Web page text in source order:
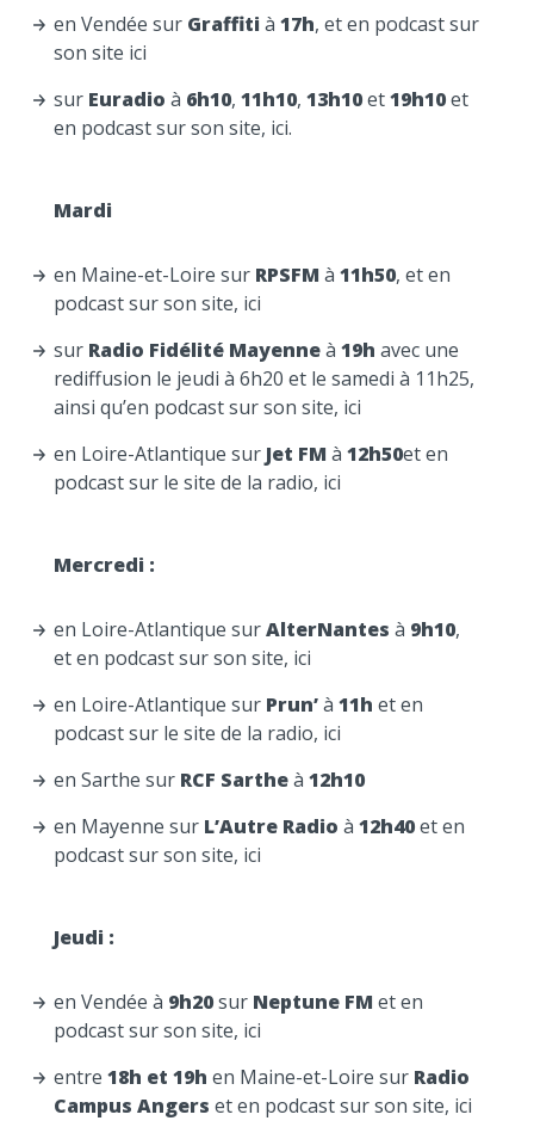
en Vendée sur Graffiti à 17h, et en podcast sur
son site ici
sur Euradio à 6h10, 11h10, 13h10et19h10et
en podcast sur son site, ici.
Mardi
en Maine-et-Loire sur RPSFM à 11h50, et en
podcast sur son site, ici
sur Radio Fidélité Mayenneà 19h avec une
rediffusion le jeudi à 6h20 et le samedi à 11h25,
ainsi qu’en podcast sur son site, ici
en Loire-Atlantique sur Jet FM à 12h50et en
podcast sur le site de la radio, ici
Mercredi :
en Loire-Atlantique surAlterNantes à 9h10,
et en podcast sur son site, ici
en Loire-Atlantique sur Prun’à 11h et en
podcast sur le site de la radio, ici
en Sarthe sur RCF Sartheà 12h10
en Mayenne sur L’Autre Radio à 12h40et en
podcast sur son site, ici
Jeudi :
en Vendée à 9h20sur Neptune FM et en
podcast sur son site, ici
entre 18h et 19h en Maine-et-Loire sur Radio
Campus Angers et en podcast sur son site, ici